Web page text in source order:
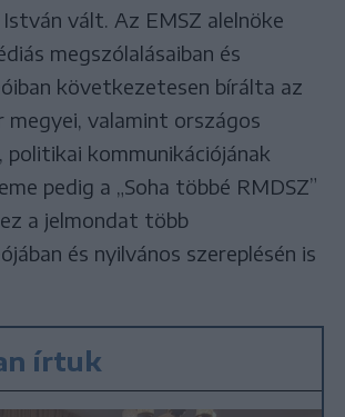
vált. Az EMSZ alelnöke
megszólalásaiban és
következetesen bírálta az
megyei, valamint országos
kommunikációjának
pedig a „Soha többé RMDSZ”
a jelmondat több
és nyilvános szereplésén is
írtuk